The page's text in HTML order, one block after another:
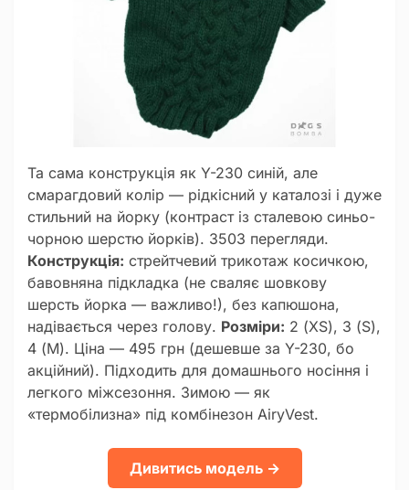
Та сама конструкція як Y-230 синій, але
смарагдовий колір — рідкісний у каталозі і дуже
стильний на йорку (контраст із сталевою синьо-
чорною шерстю йорків). 3503 перегляди.
Конструкція: стрейтчевий трикотаж косичкою,
бавовняна підкладка (не сваляє шовкову
шерсть йорка — важливо!), без капюшона,
надівається через голову. Розміри: 2 (XS), 3 (S),
4 (M). Ціна — 495 грн (дешевше за Y-230, бо
акційний). Підходить для домашнього носіння і
легкого міжсезоння. Зимою — як
«термобілизна» під комбінезон AiryVest.
Дивитись модель →